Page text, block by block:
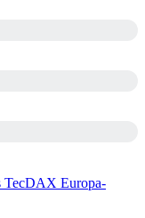
TecDAX Europa-